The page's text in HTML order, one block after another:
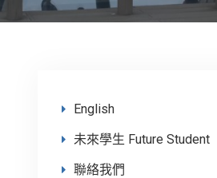
English
未來學生 Future Student
聯絡我們